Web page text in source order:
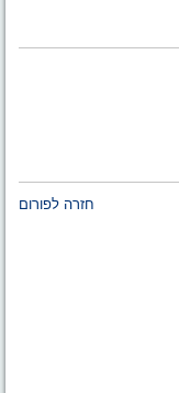
חזרה לפורום